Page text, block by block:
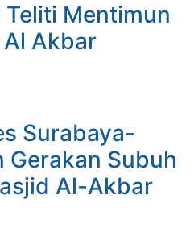
Mentimun
Al Akbar
Surabaya-
Gerakan Subuh
Al-Akbar